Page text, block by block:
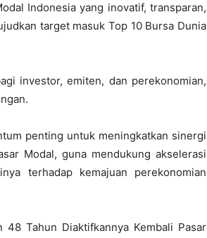
Indonesia yang inovatif, transparan,
target masuk Top 10 Bursa Dunia
investor, emiten, dan perekonomian,
penting untuk meningkatkan sinergi
Modal, guna mendukung akselerasi
terhadap kemajuan perekonomian
Tahun Diaktifkannya Kembali Pasar